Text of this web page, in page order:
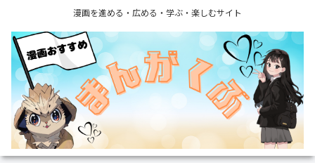
漫画を進める・広める・学ぶ・楽しむサイト